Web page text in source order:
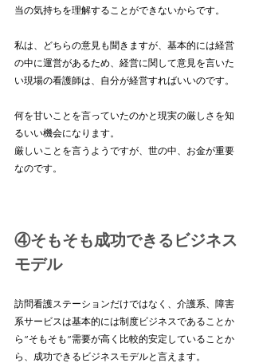
当の気持ちを理解することができないからです。
私は、どちらの意見も聞きますが、基本的には経営
の中に運営があるため、経営に関して意見を言いた
い現場の看護師は、自分が経営すればいいのです。
何を甘いことを言っていたのかと現実の厳しさを知
るいい機会になります。
厳しいことを言うようですが、世の中、お金が重要
なのです。
④そもそも成功できるビジネス
モデル
訪問看護ステーションだけではなく、介護系、障害
系サービスは基本的には制度ビジネスであることか
ら”そもそも”需要が高く比較的安定していることか
ら、成功できるビジネスモデルと言えます。